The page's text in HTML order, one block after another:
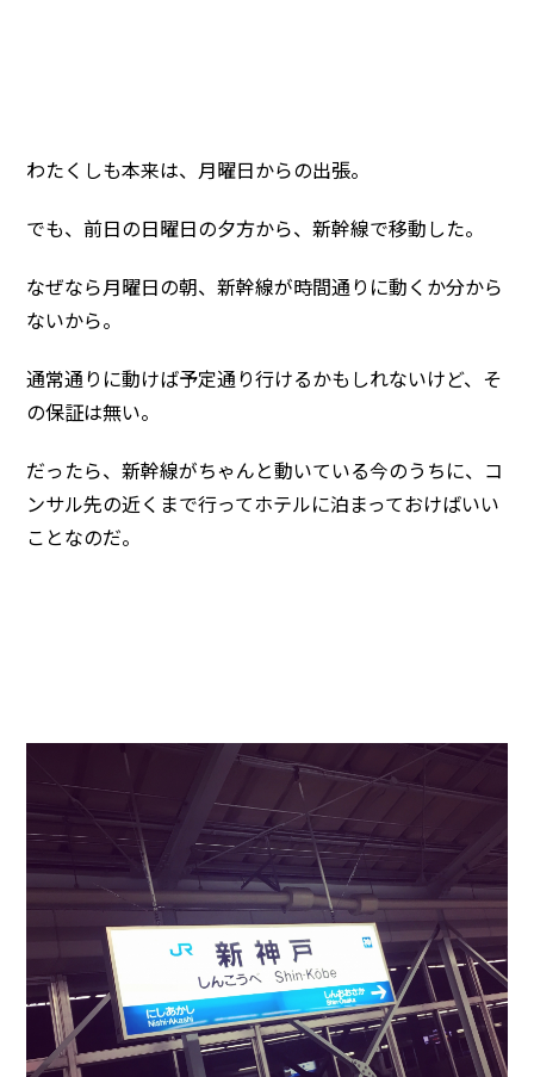
わたくしも本来は、月曜日からの出張。
でも、前日の日曜日の夕方から、新幹線で移動した。
なぜなら月曜日の朝、新幹線が時間通りに動くか分から
ないから。
通常通りに動けば予定通り行けるかもしれないけど、そ
の保証は無い。
だったら、新幹線がちゃんと動いている今のうちに、コ
ンサル先の近くまで行ってホテルに泊まっておけばいい
ことなのだ。